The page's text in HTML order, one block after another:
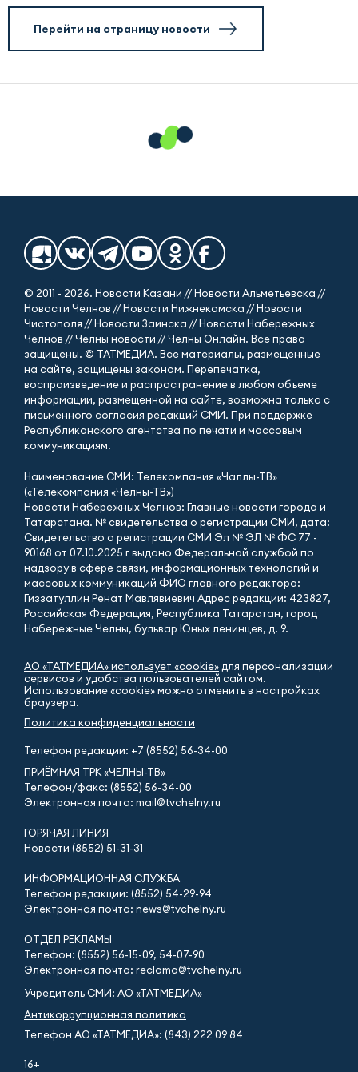
Перейти на страницу новости
© 2011 - 2026. Новости Казани // Новости Альметьевска //
Новости Челнов // Новости Нижнекамска // Новости
Чистополя // Новости Заинска // Новости Набережных
Челнов // Челны новости // Челны Онлайн. Все права
защищены. © ТАТМЕДИА. Все материалы, размещенные
на сайте, защищены законом. Перепечатка,
воспроизведение и распространение в любом объеме
информации, размещенной на сайте, возможна только с
письменного согласия редакций СМИ. При поддержке
Республиканского агентства по печати и массовым
коммуникациям.
Наименование СМИ: Телекомпания «Чаллы-ТВ»
(«Телекомпания «Челны-ТВ»)
Новости Набережных Челнов: Главные новости города и
Татарстана. № свидетельства о регистрации СМИ, дата:
Свидетельство о регистрации СМИ Эл № ЭЛ № ФС 77 -
90168 от 07.10.2025 г выдано Федеральной службой по
надзору в сфере связи, информационных технологий и
массовых коммуникаций ФИО главного редактора:
Гиззатуллин Ренат Мавлявиевич Адрес редакции: 423827,
Российская Федерация, Республика Татарстан, город
Набережные Челны, бульвар Юных ленинцев, д. 9.
АО «ТАТМЕДИА» использует «cookie»для персонализации
сервисов и удобства пользователей сайтом.
Использование «cookie» можно отменить в настройках
браузера.
Политика конфиденциальности
Телефон редакции: +7 (8552) 56-34-00
ПРИЁМНАЯ ТРК «ЧЕЛНЫ-ТВ»
Телефон/факс: (8552) 56-34-00
Электронная почта: mail@tvchelny.ru
ГОРЯЧАЯ ЛИНИЯ
Новости (8552) 51-31-31
ИНФОРМАЦИОННАЯ СЛУЖБА
Телефон редакции: (8552) 54-29-94
Электронная почта: news@tvchelny.ru
ОТДЕЛ РЕКЛАМЫ
Телефон: (8552) 56-15-09, 54-07-90
Электронная почта: reclama@tvchelny.ru
Учредитель СМИ: АО «ТАТМЕДИА»
Антикоррупционная политика
Телефон АО «ТАТМЕДИА»: (843) 222 09 84
16+